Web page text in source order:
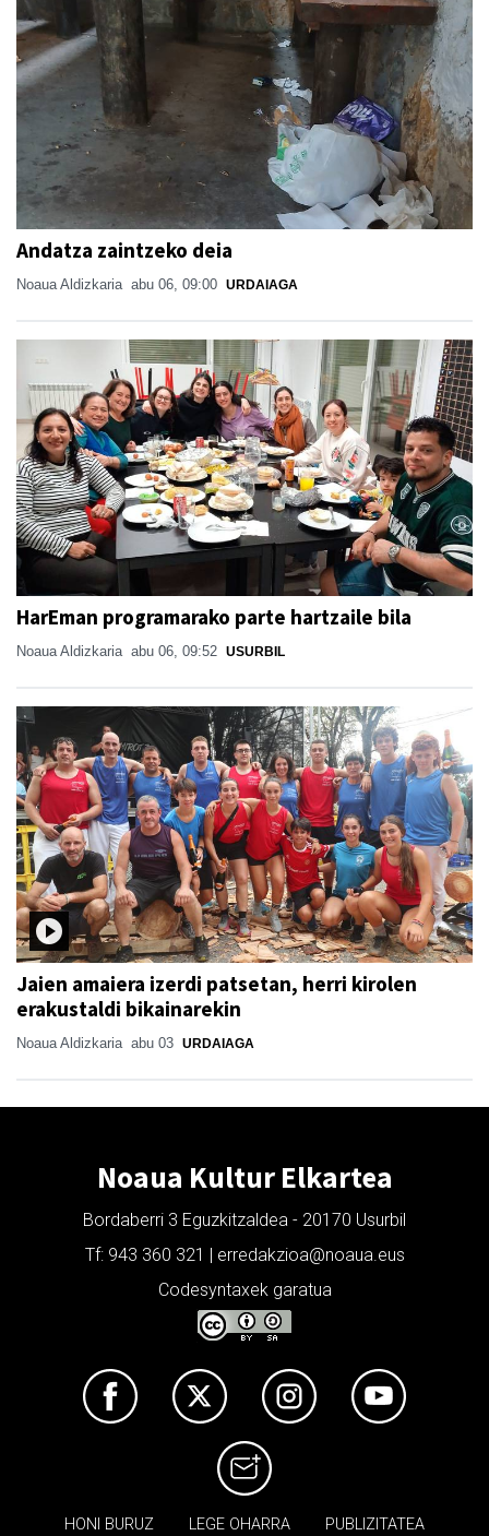
Andatza zaintzeko deia
Noaua Aldizkaria abu 06, 09:00 URDAIAGA
HarEman programarako parte hartzaile bila
Noaua Aldizkaria abu 06, 09:52 USURBIL
Jaien amaiera izerdi patsetan, herri kirolen
erakustaldi bikainarekin
Noaua Aldizkaria abu 03 URDAIAGA
Noaua Kultur Elkartea
Bordaberri 3 Eguzkitzaldea - 20170 Usurbil
Tf: 943 360 321 | erredakzioa@noaua.eus
Codesyntaxek garatua
HONI BURUZ LEGE OHARRA PUBLIZITATEA